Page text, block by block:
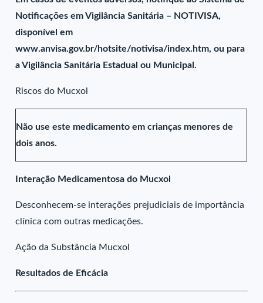
Notificações em Vigilância Sanitária – NOTIVISA,
disponível em
www.anvisa.gov.br/hotsite/notivisa/index.htm, ou para
a Vigilância Sanitária Estadual ou Municipal.
Riscos do Mucxol
Não use este medicamento em crianças menores de
dois anos.
Interação Medicamentosa do Mucxol
Desconhecem-se interações prejudiciais de importância
clínica com outras medicações.
Ação da Substância Mucxol
Resultados de Eficácia